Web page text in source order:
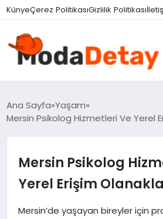
felix markets 360
felix markets yatırım
felix markets pro
felix markets
felix markets app
KünyeÇerez PolitikasıGizlilik Politikası
GÜNDEM
EĞITIM
Ana Sayfa Yaşam
Mersin Psikolog Hizmetleri Ve Yerel
Mersin Psikolog
Yerel Erişim
Mersin’de yaşayan bireyler için